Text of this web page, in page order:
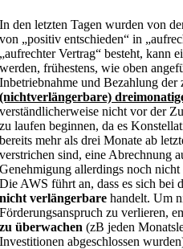
In den letzten Tagen wurden von
von „positiv entschieden“ in
„aufrechter Vertrag“ besteht, kann
werden, frühestens, wie oben
Inbetriebnahme und Bezahlung
(nichtverlängerbare)
verständlicherweise nicht vor der
zu laufen beginnen, da es
bereits mehr als drei Monate ab
verstrichen sind, eine Abrechnung
Genehmigung allerdings noch
Die AWS führt an, dass es sich bei
nicht verlängerbare handelt. Um
Förderungsanspruch zu verlieren,
zu überwachen (zB jeden
Investitionen abgeschlossen